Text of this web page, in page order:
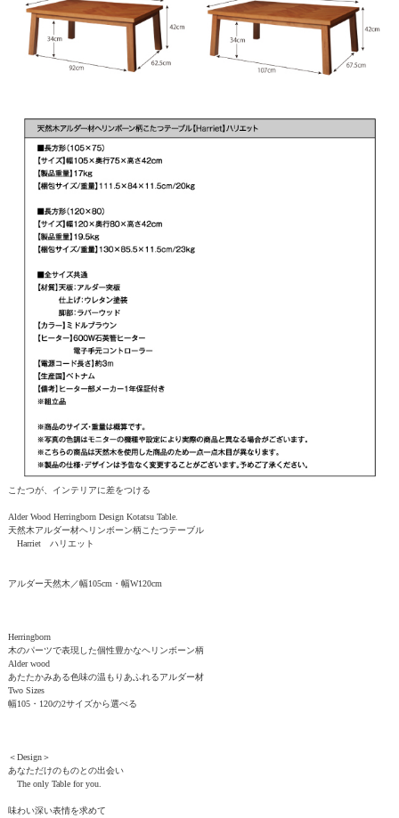
こたつが、インテリアに差をつける
Alder Wood Herringborn Design Kotatsu Table.
天然木アルダー材ヘリンボーン柄こたつテーブル
Harriet ハリエット
アルダー天然木／幅105cm・幅W120cm
Herringborn
木のパーツで表現した個性豊かなヘリンボーン柄
Alder wood
あたたかみある色味の温もりあふれるアルダー材
Two Sizes
幅105・120の2サイズから選べる
＜Design＞
あなただけのものとの出会い
The only Table for you.
味わい深い表情を求めて